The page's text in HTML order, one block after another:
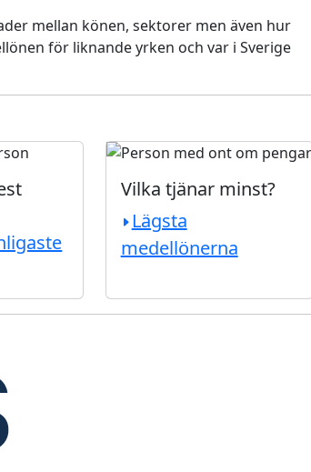
mellan könen, sektorer men även hur
för liknande yrken och var i Sverige
Vilka tjänar minst?
Lägsta
medellönerna